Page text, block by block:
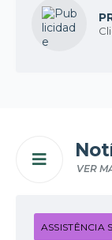
VER
ASSISTÊNCIA